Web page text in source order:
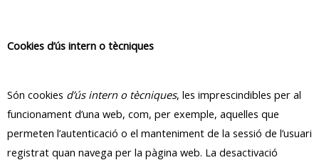
Cookies d’ús intern o tècniques
Són cookies d’ús intern o tècniques, les imprescindibles per al
funcionament d’una web, com, per exemple, aquelles que
permeten l’autenticació o el manteniment de la sessió de l’usuari
registrat quan navega per la pàgina web. La desactivació